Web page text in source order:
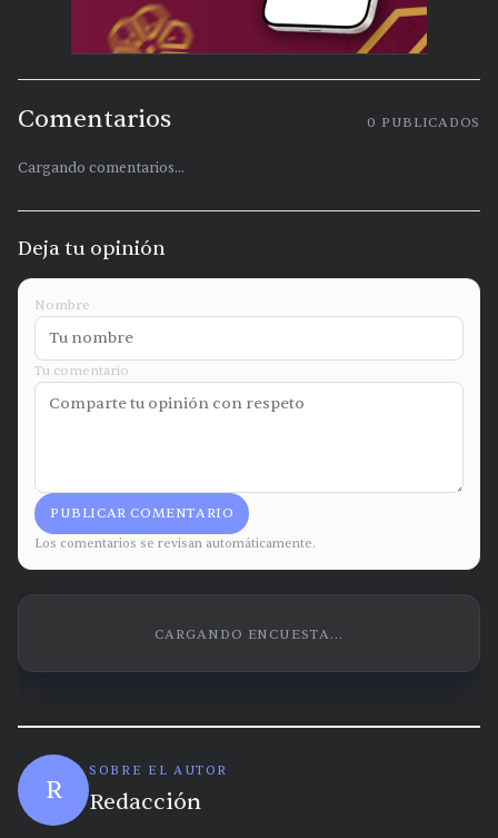
Comentarios 0 PUBLICADOS
Cargando comentarios...
Deja tu opinión
Nombre
Tu comentario
PUBLICAR COMENTARIO
Los comentarios se revisan automáticamente.
CARGANDO ENCUESTA...
R
SOBRE EL AUTOR
Redacción